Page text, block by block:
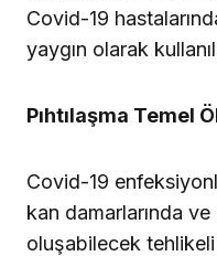
Covid-19
yaygın olarak
Pıhtılaşma Temel
Covid-19
kan damarlarında
oluşabilecek tehlikeli